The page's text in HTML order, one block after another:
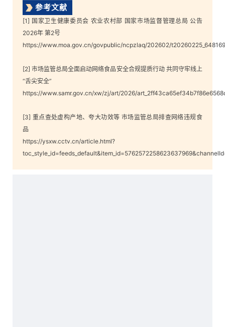
[2] 市场监管总局全面启动网络食品安全合规提质行动 共同守牢线上
“舌尖安全”
https://www.samr.gov.cn/xw/zj/art/2026/
[3] 重点查处虚构产地、夸大功效等 市场监管总局排查网络违规食
品
https://ysxw.cctv.cn/article.html?